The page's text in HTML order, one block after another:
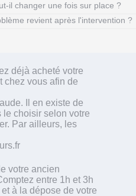
il changer une fois sur place ?
revient après l'intervention ?
déjà acheté votre
chez vous afin de
Il en existe de
le choisir selon votre
Par ailleurs, les
votre ancien
entre 1h et 3h
à la dépose de votre